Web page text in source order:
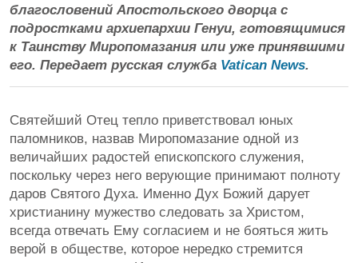
благословений Апостольского дворца с
подростками архиепархии Генуи, готовящимися
к Таинству Миропомазания или уже принявшими
его. Передает русская служба Vatican News.
Святейший Отец тепло приветствовал юных
паломников, назвав Миропомазание одной из
величайших радостей епископского служения,
поскольку через него верующие принимают полноту
даров Святого Духа. Именно Дух Божий дарует
христианину мужество следовать за Христом,
всегда отвечать Ему согласием и не бояться жить
верой в обществе, которое нередко стремится